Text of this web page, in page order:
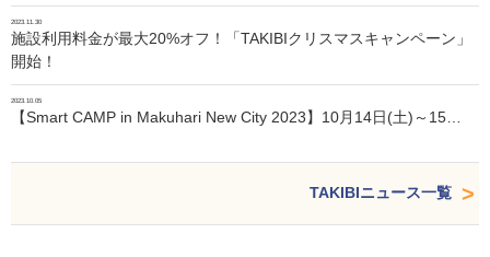
2023.11.30
施設利用料金が最大20%オフ！「TAKIBIクリスマスキャンペーン」
開始！
2023.10.05
【Smart CAMP in Makuhari New City 2023】10月14日(土)～15…
TAKIBIニュース一覧